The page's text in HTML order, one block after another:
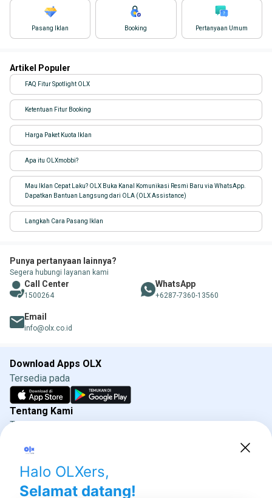
Pasang Iklan Booking Pertanyaan Umum
Artikel Populer
FAQ Fitur Spotlight OLX
Ketentuan Fitur Booking
Harga Paket Kuota Iklan
Apa itu OLXmobbi?
Mau Iklan Cepat Laku? OLX Buka Kanal Komunikasi Resmi Baru via WhatsApp.
Dapatkan Bantuan Langsung dari OLA (OLX Assistance)
Langkah Cara Pasang Iklan
Punya pertanyaan lainnya?
Segera hubungi layanan kami
Call Center
1500264
WhatsApp
+6287-7360-13560
Email
info@olx.co.id
Download Apps OLX
Tersedia pada
Tentang Kami
Tentang OLX
Direktorat Jenderal Perlindungan Konsumen dan
Tertib Niaga
Kementrian Perdagangan 085311111010 (WhatsApp)